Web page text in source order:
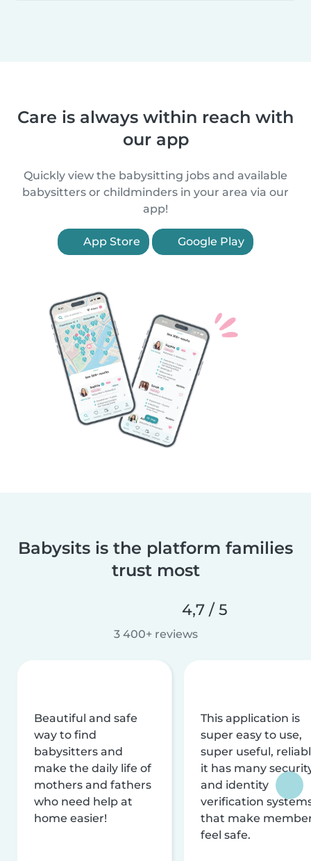
Care is always within reach with
our app
Quickly view the babysitting jobs and available
babysitters or childminders in your area via our
app!
App Store Google Play
Babysits is the platform families
trust most
4,7 / 5
3 400+ reviews
Beautiful and safe
way to find
babysitters and
make the daily life of
mothers and fathers
who need help at
home easier!
This application is
super easy to use,
super useful,
it has many
and identity
verification
that make
feel safe.